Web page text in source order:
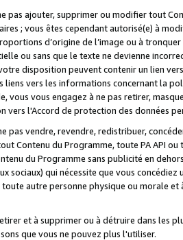
pas ajouter, supprimer ou modifier tout
; vous êtes cependant autorisé(e) à
d’origine de l’image ou à
ou sans que le texte ne devienne
disposition peuvent contenir un lien
liens vers les informations concernant la
vous vous engagez à ne pas retirer,
vers l'Accord de protection des données
pas vendre, revendre, redistribuer,
Contenu du Programme, toute PA API
du Programme sans publicité en
sociaux) qui nécessite que vous
autre personne physique ou morale
et à supprimer ou à détruire dans les
que vous ne pouvez plus l'utiliser.